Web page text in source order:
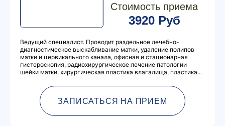
Стоимость приема
3920 Руб
Ведущий специалист. Проводит раздельное лечебно-
диагностическое выскабливание матки, удаление полипов
матки и цервикального канала, офисная и стационарная
гистероскопия, радиохирургическое лечение патологии
шейки матки, хирургическая пластика влагалища, пластика...
ЗАПИСАТЬСЯ НА ПРИЕМ